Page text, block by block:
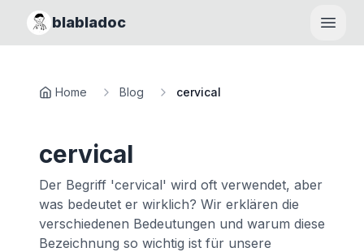
blabladoc
Home Blog cervical
cervical
Der Begriff 'cervical' wird oft verwendet, aber
was bedeutet er wirklich? Wir erklären die
verschiedenen Bedeutungen und warum diese
Bezeichnung so wichtig ist für unsere